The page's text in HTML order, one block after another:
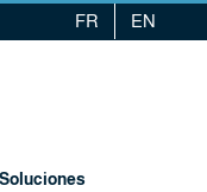
FR EN
Soluciones